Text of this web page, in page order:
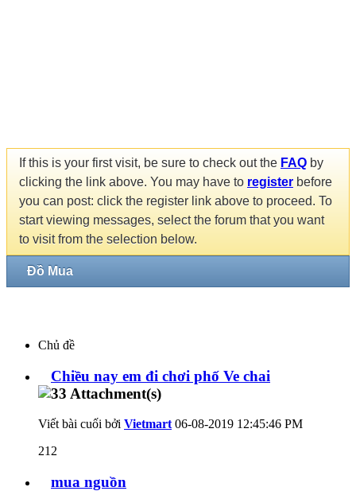
If this is your first visit, be sure to check out the FAQ by
clicking the link above. You may have to register before
you can post: click the register link above to proceed. To
start viewing messages, select the forum that you want
to visit from the selection below.
Đồ Mua
Chủ đề
Chiều nay em đi chơi phố Ve chai
Viết bài cuối bởi Vietmart 06-08-2019 12:45:46 PM
212
mua nguồn